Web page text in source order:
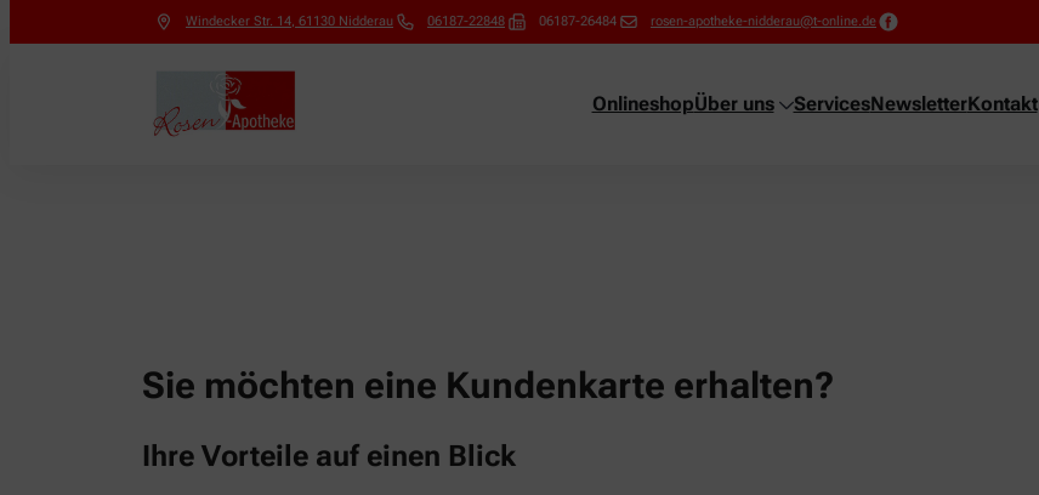
Windecker Str. 14, 61130 Nidderau 06187-22848 06187-26484 rosen-apotheke-nidderau@t-online.de
OnlineshopÜber uns ServicesNewsletterKontakt
Sie möchten eine Kundenkarte erhalten?
Ihre Vorteile auf einen Blick